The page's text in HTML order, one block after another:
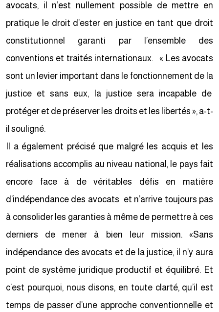
avocats, il n’est nullement possible de mettre en
pratique le droit d’ester en justice en tant que droit
constitutionnel garanti par l’ensemble des
conventions et traités internationaux. « Les avocats
sont un levier important dans le fonctionnement de la
justice et sans eux, la justice sera incapable de
protéger et de préserver les droits et les libertés », a-t-
il souligné.
Il a également précisé que malgré les acquis et les
réalisations accomplis au niveau national, le pays fait
encore face à de véritables défis en matière
d’indépendance des avocats et n’arrive toujours pas
à consolider les garanties à même de permettre à ces
derniers de mener à bien leur mission. «Sans
indépendance des avocats et de la justice, il n’y aura
point de système juridique productif et équilibré. Et
c’est pourquoi, nous disons, en toute clarté, qu’il est
temps de passer d’une approche conventionnelle et